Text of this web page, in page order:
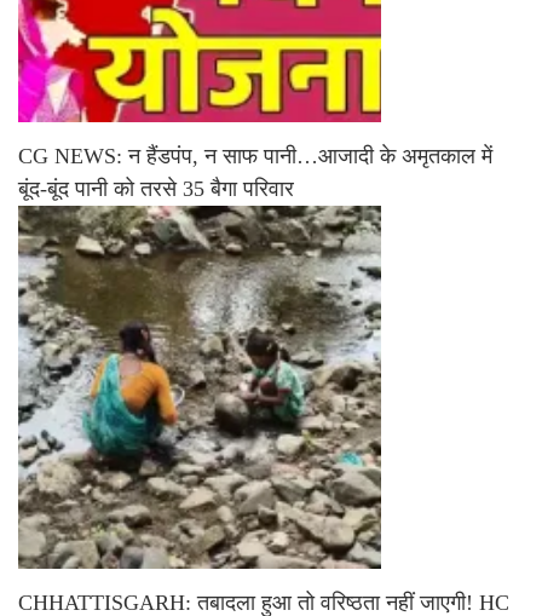
CG NEWS: न हैंडपंप, न साफ पानी…आजादी के अमृतकाल में
बूंद-बूंद पानी को तरसे 35 बैगा परिवार
CHHATTISGARH: तबादला हुआ तो वरिष्ठता नहीं जाएगी! HC